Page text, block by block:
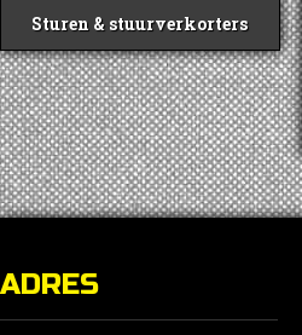
Sturen & stuurverkorters
ADRES